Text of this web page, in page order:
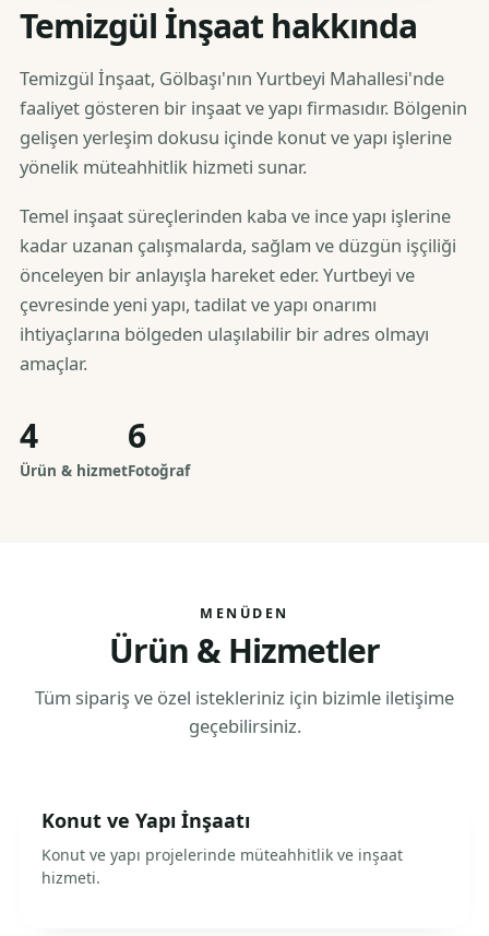
Temizgül İnşaat hakkında
Temizgül İnşaat, Gölbaşı'nın Yurtbeyi Mahallesi'nde
faaliyet gösteren bir inşaat ve yapı firmasıdır. Bölgenin
gelişen yerleşim dokusu içinde konut ve yapı işlerine
yönelik müteahhitlik hizmeti sunar.
Temel inşaat süreçlerinden kaba ve ince yapı işlerine
kadar uzanan çalışmalarda, sağlam ve düzgün işçiliği
önceleyen bir anlayışla hareket eder. Yurtbeyi ve
çevresinde yeni yapı, tadilat ve yapı onarımı
ihtiyaçlarına bölgeden ulaşılabilir bir adres olmayı
amaçlar.
4
Ürün & hizmet
6
Fotoğraf
MENÜDEN
Ürün & Hizmetler
Tüm sipariş ve özel istekleriniz için bizimle iletişime
geçebilirsiniz.
Konut ve Yapı İnşaatı
Konut ve yapı projelerinde müteahhitlik ve inşaat
hizmeti.